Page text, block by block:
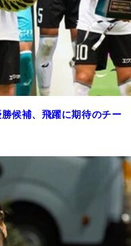
候補、飛躍に期待のチー